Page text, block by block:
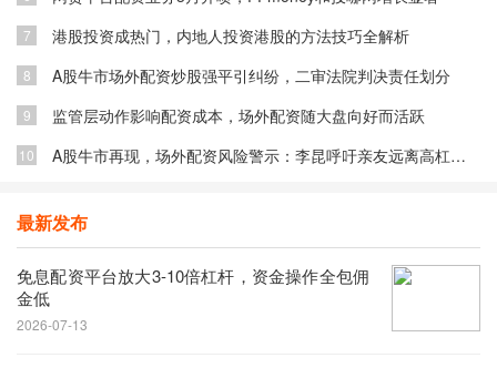
7 港股投资成热门，内地人投资港股的方法技巧全解析
8 A股牛市场外配资炒股强平引纠纷，二审法院判决责任划分
9 监管层动作影响配资成本，场外配资随大盘向好而活跃
10 A股牛市再现，场外配资风险警示：李昆呼吁亲友远离高杠杆陷阱
最新发布
免息配资平台放大3-10倍杠杆，资金操作全包佣
金低
2026-07-13